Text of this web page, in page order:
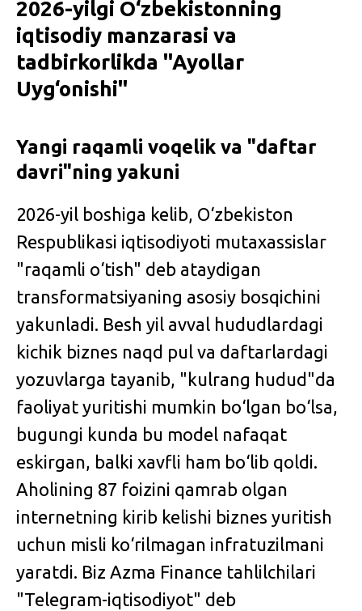
2026-yilgi O‘zbekistonning
iqtisodiy manzarasi va
tadbirkorlikda "Ayollar
Uyg‘onishi"
Yangi raqamli voqelik va "daftar
davri"ning yakuni
2026-yil boshiga kelib, O‘zbekiston
Respublikasi iqtisodiyoti mutaxassislar
"raqamli o‘tish" deb ataydigan
transformatsiyaning asosiy bosqichini
yakunladi. Besh yil avval hududlardagi
kichik biznes naqd pul va daftarlardagi
yozuvlarga tayanib, "kulrang hudud"da
faoliyat yuritishi mumkin bo‘lgan bo‘lsa,
bugungi kunda bu model nafaqat
eskirgan, balki xavfli ham bo‘lib qoldi.
Aholining 87 foizini qamrab olgan
internetning kirib kelishi biznes yuritish
uchun misli ko‘rilmagan infratuzilmani
yaratdi. Biz Azma Finance tahlilchilari
"Telegram-iqtisodiyot" deb